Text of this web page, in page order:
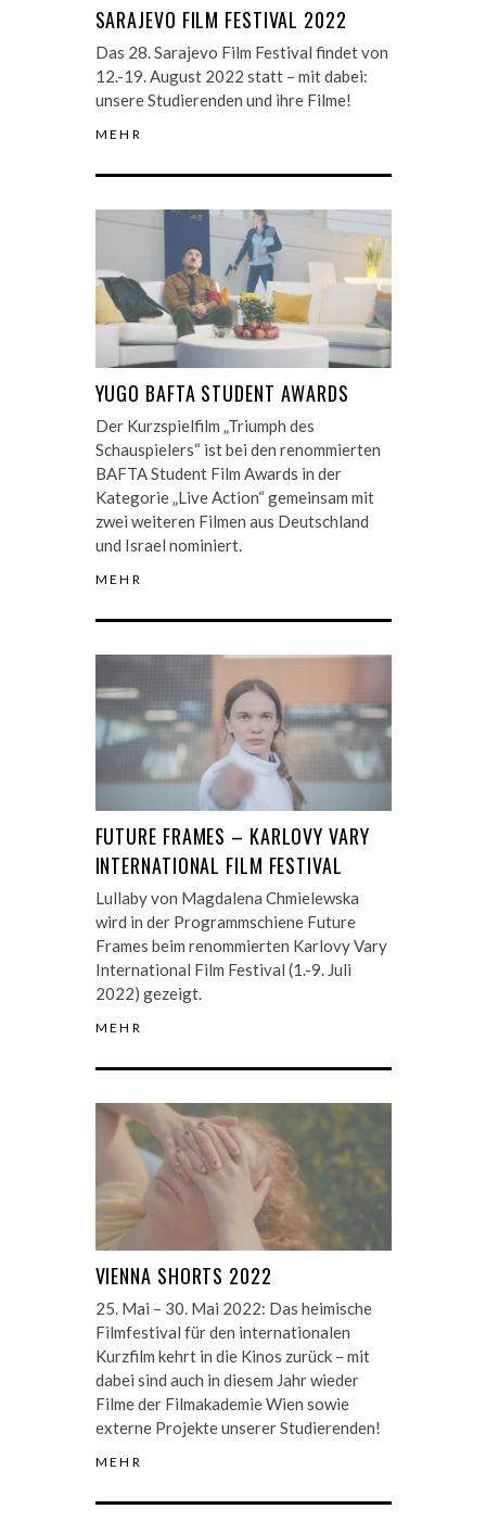
SARAJEVO FILM FESTIVAL 2022
Das 28. Sarajevo Film Festival findet von
12.-19. August 2022 statt – mit dabei:
unsere Studierenden und ihre Filme!
MEHR
YUGO BAFTA STUDENT AWARDS
Der Kurzspielfilm „Triumph des
Schauspielers“ ist bei den renommierten
BAFTA Student Film Awards in der
Kategorie „Live Action“ gemeinsam mit
zwei weiteren Filmen aus Deutschland
und Israel nominiert.
MEHR
FUTURE FRAMES – KARLOVY VARY
INTERNATIONAL FILM FESTIVAL
Lullaby von Magdalena Chmielewska
wird in der Programmschiene Future
Frames beim renommierten Karlovy Vary
International Film Festival (1.-9. Juli
2022) gezeigt.
MEHR
VIENNA SHORTS 2022
25. Mai – 30. Mai 2022: Das heimische
Filmfestival für den internationalen
Kurzfilm kehrt in die Kinos zurück – mit
dabei sind auch in diesem Jahr wieder
Filme der Filmakademie Wien sowie
externe Projekte unserer Studierenden!
MEHR